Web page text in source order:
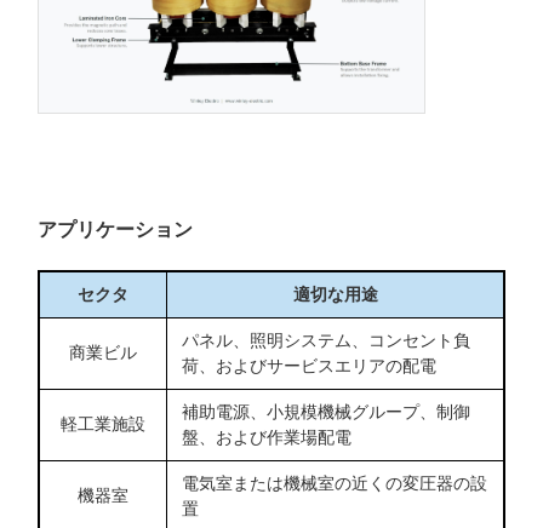
アプリケーション
セクタ 適切な用途
商業ビル
パネル、照明システム、コンセント負
荷、およびサービスエリアの配電
軽工業施設
補助電源、小規模機械グループ、制御
盤、および作業場配電
機器室
電気室または機械室の近くの変圧器の設
置